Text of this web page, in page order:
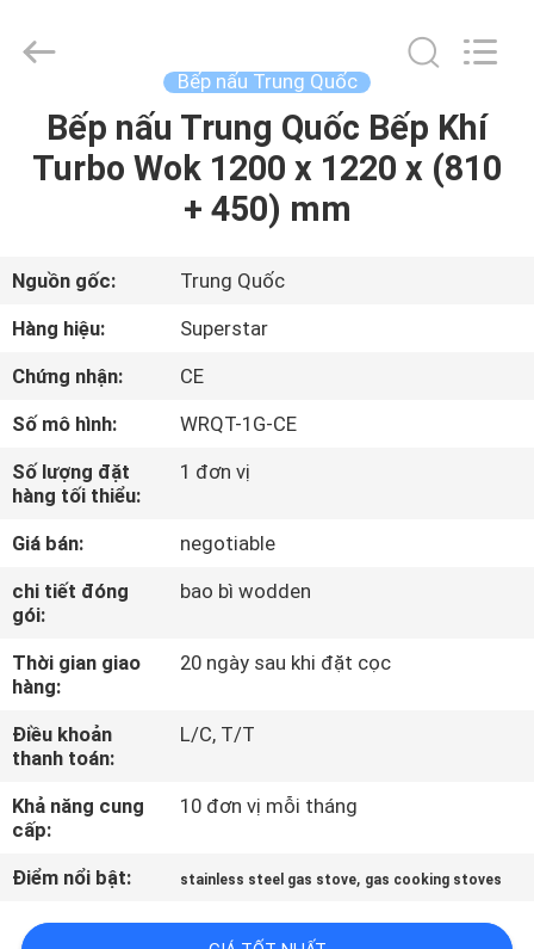
TRANG
CHỦ
SẢN
PHẨM
VỀ
CHÚNG
TÔI
THAM
QUAN
NHÀ
MÁY
KIỂM
SOÁT
CHẤT
Guangzhou
IMO
Bếp nấu Trung Quốc
Bếp nấu Trung Quốc Bếp Khí
Turbo Wok 1200 x 1220 x (810
+ 450) mm
Nguồn gốc:
Trung Quốc
Hàng hiệu:
Superstar
Chứng nhận:
CE
Số mô hình:
WRQT-1G-CE
Số lượng đặt
hàng tối thiểu:
1 đơn vị
Giá bán:
negotiable
chi tiết đóng
gói:
bao bì wodden
Thời gian giao
hàng:
20 ngày sau khi đặt cọc
Điều khoản
thanh toán:
L/C, T/T
Khả năng cung
cấp:
10 đơn vị mỗi tháng
Điểm nổi bật: stainless steel gas stove, gas cooking stoves